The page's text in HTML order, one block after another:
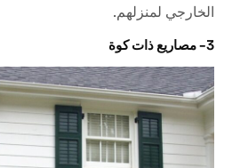
الخارجي لمنزلهم.
3- مصاريع ذات كوة